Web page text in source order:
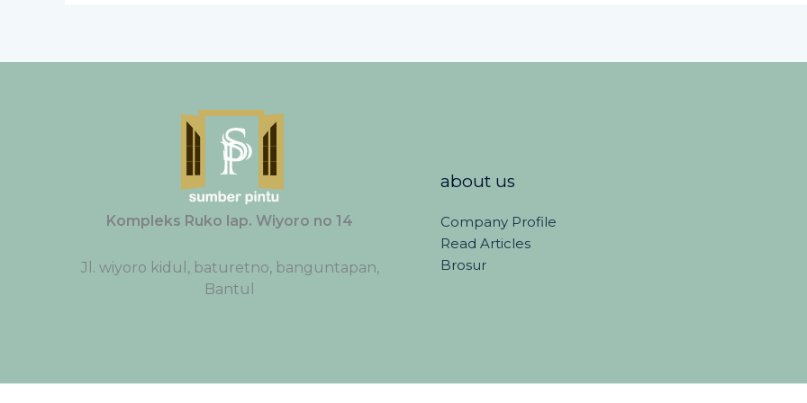
Kompleks Ruko lap. Wiyoro no 14
Jl. wiyoro kidul, baturetno, banguntapan,
Bantul
about us
Company Profile
Read Articles
Brosur